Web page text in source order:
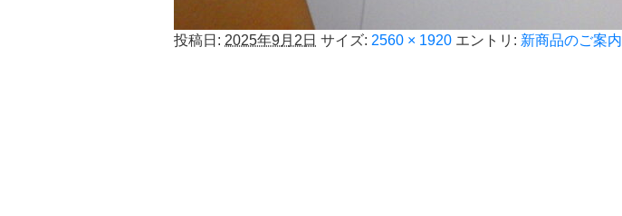
投稿日: 2025年9月2日 サイズ: 2560 × 1920 エントリ: 新商品のご案内